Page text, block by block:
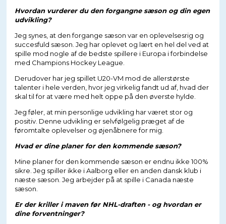
Hvordan vurderer du den forgangne sæson og din egen
udvikling?
Jeg synes, at den forgange sæson var en oplevelsesrig og
succesfuld sæson. Jeg har oplevet og lært en hel del ved at
spille mod nogle af de bedste spillere i Europa i forbindelse
med Champions Hockey League.
Derudover har jeg spillet U20-VM mod de allerstørste
talenter i hele verden, hvor jeg virkelig fandt ud af, hvad der
skal til for at være med helt oppe på den øverste hylde.
Jeg føler, at min personlige udvikling har været stor og
positiv. Denne udvikling er selvfølgelig præget af de
føromtalte oplevelser og øjenåbnere for mig.
Hvad er dine planer for den kommende sæson?
Mine planer for den kommende sæson er endnu ikke 100%
sikre. Jeg spiller ikke i Aalborg eller en anden dansk klub i
næste sæson. Jeg arbejder på at spille i Canada næste
sæson.
Er der kriller i maven før NHL-draften - og hvordan er
dine forventninger?